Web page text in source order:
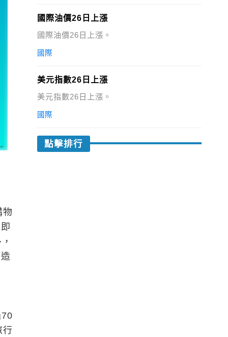
物
行
國際油價26日上漲
國際油價26日上漲。
國際
美元指數26日上漲
美元指數26日上漲。
國際
點擊排行